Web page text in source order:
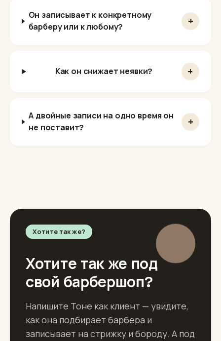
Он записывает к конкретному
барберу или к любому?
+
Как он снижает неявки? +
А двойные записи на одно время он
не поставит?
+
Хотите так же?
Хотите так же под
свой барбершоп?
Напишите Тоне как клиент — увидите,
как она подбирает барбера и
записывает на стрижку и бороду. А под